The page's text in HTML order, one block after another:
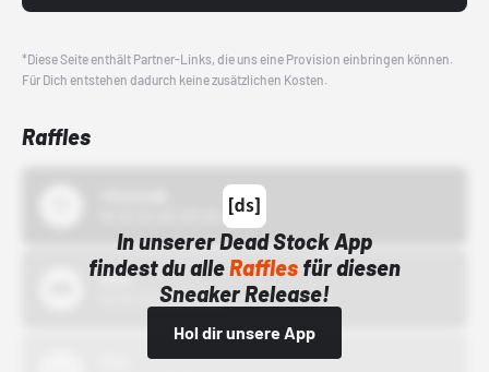
*Diese Seite enthält Partner-Links, die uns eine Provision einbringen können.
Für Dich entstehen dadurch keine zusätzlichen Kosten.
Raffles
In unserer Dead Stock App
findest du alleRafflesfür diesen
Sneaker Release!
Hol dir unsere App
Bstn
01.10.22 00:00 Uhr